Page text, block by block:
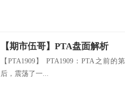
【期市伍哥】PTA盘面解析
【PTA1909】 PTA1909：PTA之前
后，震荡了一...